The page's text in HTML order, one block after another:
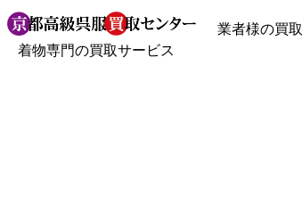
着物専門の買取サービス
業者様の買取